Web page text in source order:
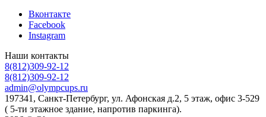
Вконтакте
Facebook
Instagram
Наши контакты
8(812)309-92-12
8(812)309-92-12
admin@olympcups.ru
197341, Санкт-Петербург, ул. Афонская д.2, 5 этаж, офис 3-529
( 5-ти этажное здание, напротив паркинга).